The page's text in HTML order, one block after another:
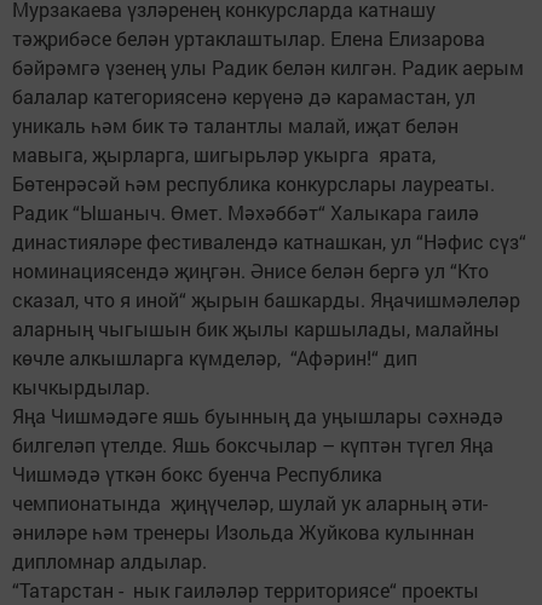
Мурзакаева үзләренең конкурсларда катнашу
тәҗрибәсе белән уртаклаштылар. Елена Елизарова
бәйрәмгә үзенең улы Радик белән килгән. Радик аерым
балалар категориясенә керүенә дә карамастан, ул
уникаль һәм бик тә талантлы малай, иҗат белән
мавыга, җырларга, шигырьләр укырга ярата,
Бөтенрәсәй һәм республика конкурслары лауреаты.
Радик “Ышаныч. Өмет. Мәхәббәт“ Халыкара гаилә
династияләре фестивалендә катнашкан, ул “Нәфис сүз“
номинациясендә җиңгән. Әнисе белән бергә ул “Кто
сказал, что я иной“ җырын башкарды. Яңачишмәлеләр
аларның чыгышын бик җылы каршылады, малайны
көчле алкышларга күмделәр, “Афәрин!“ дип
кычкырдылар.
Яңа Чишмәдәге яшь буынның да уңышлары сәхнәдә
билгеләп үтелде. Яшь боксчылар – күптән түгел Яңа
Чишмәдә үткән бокс буенча Республика
чемпионатында җиңүчеләр, шулай ук аларның әти-
әниләре һәм тренеры Изольда Жуйкова кулыннан
дипломнар алдылар.
“Татарстан - нык гаиләләр территориясе“ проекты